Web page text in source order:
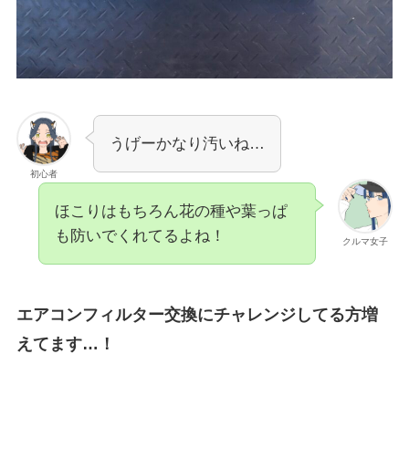
初心者
うげーかなり汚いね…
クルマ女子
ほこりはもちろん花の種や葉っぱ
も防いでくれてるよね！
エアコンフィルター交換にチャレンジしてる方増
えてます…！